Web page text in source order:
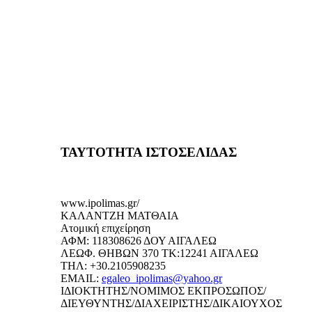
ΤΑΥΤΟΤΗΤΑ ΙΣΤΟΣΕΛΙΔΑΣ
www.ipolimas.gr/
ΚΑΛΑΝΤΖΗ ΜΑΤΘΑΙΑ
Ατομική επιχείρηση
ΑΦΜ: 118308626 ΔΟΥ ΑΙΓΑΛΕΩ
ΛΕΩΦ. ΘΗΒΩΝ 370 ΤΚ:12241 ΑΙΓΑΛΕΩ
ΤΗΛ: +30.2105908235
EMAIL: egaleo_ipolimas@yahoo.gr
ΙΔΙΟΚΤΗΤΗΣ/ΝΟΜΙΜΟΣ ΕΚΠΡΟΣΩΠΟΣ/
ΔΙΕΥΘΥΝΤΗΣ/ΔΙΑΧΕΙΡΙΣΤΗΣ/ΔΙΚΑΙΟΥΧΟΣ